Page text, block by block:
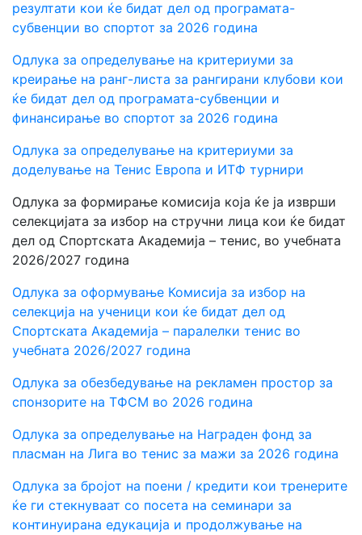
резултати кои ќе бидат дел од програмата-
субвенции во спортот за 2026 година
Одлука за определување на критериуми за
креирање на ранг-листа за рангирани клубови кои
ќе бидат дел од програмата-субвенции и
финансирање во спортот за 2026 година
Одлука за определување на критериуми за
доделување на Тенис Европа и ИТФ турнири
Одлука за формирање комисија која ќе ја изврши
селекцијата за избор на стручни лица кои ќе бидат
дел од Спортската Академија – тенис, во учебната
2026/2027 година
Одлука за оформување Комисија за избор на
селекција на ученици кои ќе бидат дел од
Спортската Академија – паралелки тенис во
учебната 2026/2027 година
Одлука за обезбедување на рекламен простор за
спонзорите на ТФСМ во 2026 година
Одлука за определување на Награден фонд за
пласман на Лига во тенис за мажи за 2026 година
Одлука за бројот на поени / кредити кои тренерите
ќе ги стекнуваат со посета на семинари за
континуирана едукација и продолжување на